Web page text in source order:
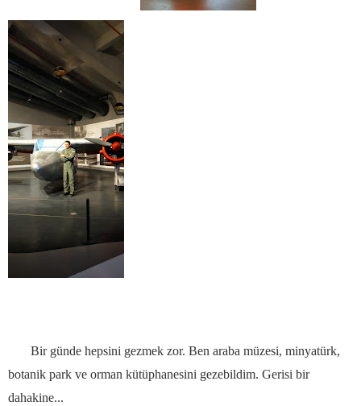
Bir günde hepsini gezmek zor. Ben araba müzesi, minyatürk,
botanik park ve orman kütüphanesini gezebildim. Gerisi bir
dahakine...